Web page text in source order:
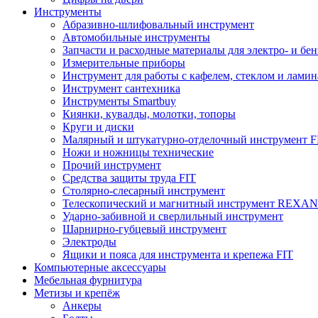
Инструменты
Абразивно-шлифовальный инструмент
Автомобильные инструменты
Запчасти и расходные материалы для электро- и
Измерительные приборы
Инструмент для работы с кафелем, стеклом и
Инструмент сантехника
Инструменты Smartbuy
Киянки, кувалды, молотки, топоры
Круги и диски
Малярный и штукатурно-отделочный инструмент
Ножи и ножницы технические
Прочий инструмент
Средства защиты труда FIT
Столярно-слесарный инструмент
Телескопический и магнитный инструмент
Ударно-забивной и сверлильный инструмент
Шарнирно-губцевый инструмент
Электроды
Ящики и пояса для инструмента и крепежа FIT
Компьютерные аксессуары
Мебельная фурнитура
Метизы и крепёж
Анкеры